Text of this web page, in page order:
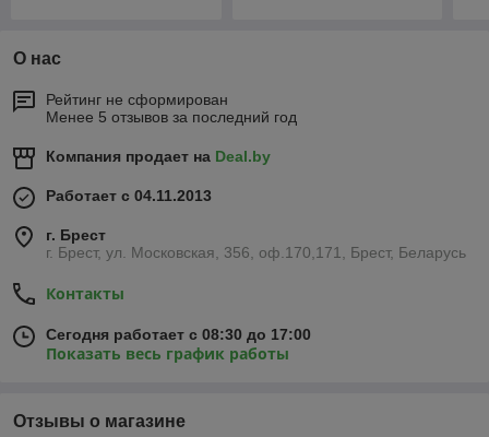
О нас
Рейтинг не сформирован
Менее 5 отзывов за последний год
Компания продает на Deal.by
Работает с 04.11.2013
г. Брест
г. Брест, ул. Московская, 356, оф.170,171, Брест, Беларусь
Контакты
Сегодня работает с 08:30 до 17:00
Показать весь график работы
Отзывы о магазине